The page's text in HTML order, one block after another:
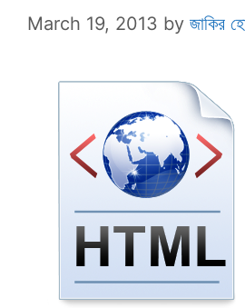
March 19, 2013 by জাকির